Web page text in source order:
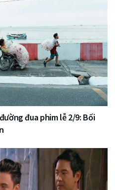
đua phim lễ 2/9: Bối